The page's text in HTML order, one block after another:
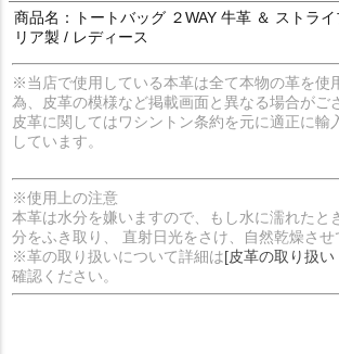
商品名：トートバッグ ２WAY 牛革 ＆ ストラ
リア製 / レディース
※当店で使用している本革は全て本物の革を使
為、皮革の模様など掲載画面と異なる場合がご
皮革に関してはワシントン条約を元に適正に輸
しています。
※使用上の注意
本革は水分を嫌いますので、もし水に濡れたと
分をふき取り、 直射日光をさけ、自然乾燥させ
※革の取り扱いについて詳細は[皮革の取り扱
確認ください。